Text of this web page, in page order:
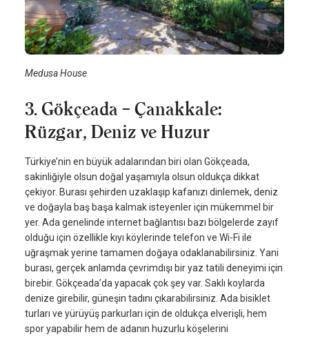
Medusa House
3. Gökçeada – Çanakkale:
Rüzgar, Deniz ve Huzur
Türkiye’nin en büyük adalarından biri olan Gökçeada,
sakinliğiyle olsun doğal yaşamıyla olsun oldukça dikkat
çekiyor. Burası şehirden uzaklaşıp kafanızı dinlemek, deniz
ve doğayla baş başa kalmak isteyenler için mükemmel bir
yer. Ada genelinde internet bağlantısı bazı bölgelerde zayıf
olduğu için özellikle kıyı köylerinde telefon ve Wi-Fi ile
uğraşmak yerine tamamen doğaya odaklanabilirsiniz. Yani
burası, gerçek anlamda çevrimdışı bir yaz tatili deneyimi için
birebir. Gökçeada’da yapacak çok şey var. Saklı koylarda
denize girebilir, güneşin tadını çıkarabilirsiniz. Ada bisiklet
turları ve yürüyüş parkurları için de oldukça elverişli, hem
spor yapabilir hem de adanın huzurlu köşelerini